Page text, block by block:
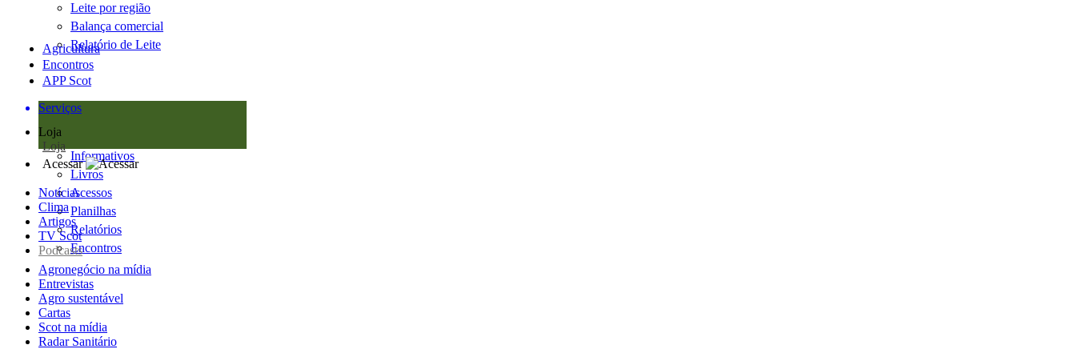
Leite por região
Balança comercial
Relatório de Leite
Agricultura
Encontros
APP Scot
Serviços
Loja
Loja
Informativos
Livros
Acessos
Planilhas
Relatórios
Encontros
Acessar
Notícias
Clima
Artigos
TV Scot
Podcasts
Agronegócio na mídia
Entrevistas
Agro sustentável
Cartas
Scot na mídia
Radar Sanitário